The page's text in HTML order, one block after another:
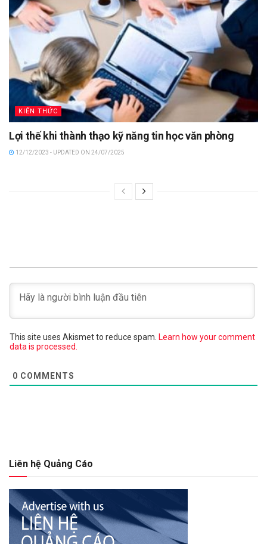
KIẾN THỨC
Lợi thế khi thành thạo kỹ năng tin học văn phòng
12/12/2023 - UPDATED ON 24/07/2025
This site uses Akismet to reduce spam. Learn how your comment
data is processed.
0 COMMENTS
Liên hệ Quảng Cáo